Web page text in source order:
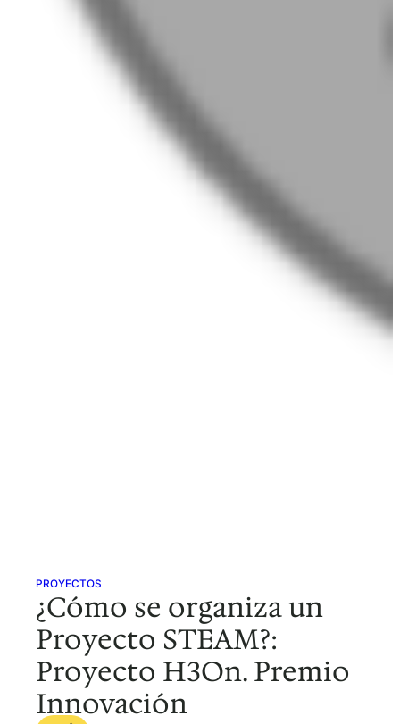
PROYECTOS
¿Cómo se organiza un
Proyecto STEAM?:
Proyecto H3On. Premio
Innovación